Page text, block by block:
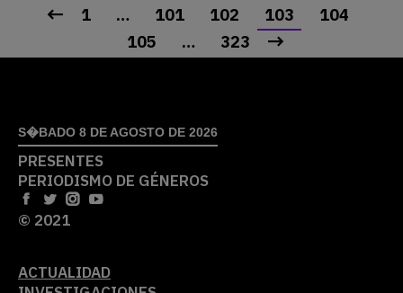
1 … 101 102 103
104
105
… 323
S�BADO 8 DE AGOSTO DE 2026
PRESENTES
PERIODISMO DE GÉNEROS
© 2021
ACTUALIDAD